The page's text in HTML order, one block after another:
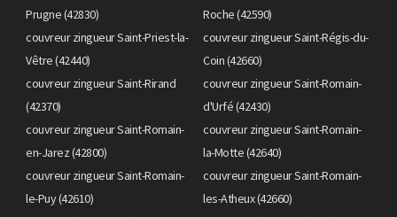
Prugne (42830)
Roche (42590)
couvreur zingueur Saint-Priest-la-
Vêtre (42440)
couvreur zingueur Saint-Régis-du-
Coin (42660)
couvreur zingueur Saint-Rirand
(42370)
couvreur zingueur Saint-Romain-
d'Urfé (42430)
couvreur zingueur Saint-Romain-
en-Jarez (42800)
couvreur zingueur Saint-Romain-
la-Motte (42640)
couvreur zingueur Saint-Romain-
le-Puy (42610)
couvreur zingueur Saint-Romain-
les-Atheux (42660)